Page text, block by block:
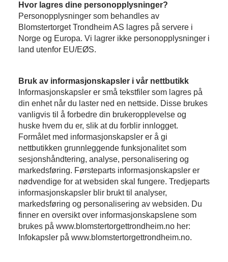
Hvor lagres dine personopplysninger?
Personopplysninger som behandles av
Blomstertorget Trondheim AS lagres på servere i
Norge og Europa. Vi lagrer ikke personopplysninger i
land utenfor EU/EØS.
Bruk av informasjonskapsler i vår nettbutikk
Informasjonskapsler er små tekstfiler som lagres på
din enhet når du laster ned en nettside. Disse brukes
vanligvis til å forbedre din brukeropplevelse og
huske hvem du er, slik at du forblir innlogget.
Formålet med informasjonskapsler er å gi
nettbutikken grunnleggende funksjonalitet som
sesjonshåndtering, analyse, personalisering og
markedsføring. Førsteparts informasjonskapsler er
nødvendige for at websiden skal fungere. Tredjeparts
informasjonskapsler blir brukt til analyser,
markedsføring og personalisering av websiden. Du
finner en oversikt over informasjonskapslene som
brukes på www.blomstertorgettrondheim.no her:
Infokapsler på www.blomstertorgettrondheim.no.